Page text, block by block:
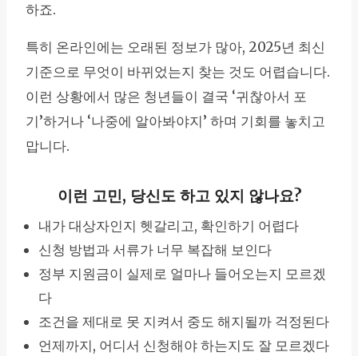
하죠.
특히 온라인에는 오래된 정보가 많아, 2025년 최신
기준으로 무엇이 바뀌었는지 찾는 것도 어렵습니다.
이런 상황에서 많은 청년들이 결국 ‘귀찮아서 포
기’하거나 ‘나중에 알아봐야지’ 하며 기회를 놓치고
맙니다.
이런 고민, 당신도 하고 있지 않나요?
내가 대상자인지 헷갈리고, 확인하기 어렵다
신청 방법과 서류가 너무 복잡해 보인다
정부 지원금이 실제로 얼마나 들어오는지 모르겠
다
조건을 제대로 못 지켜서 중도 해지될까 걱정된다
언제까지, 어디서 신청해야 하는지도 잘 모르겠다